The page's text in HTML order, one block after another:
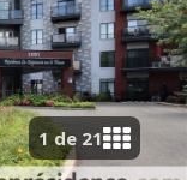
1 de 21